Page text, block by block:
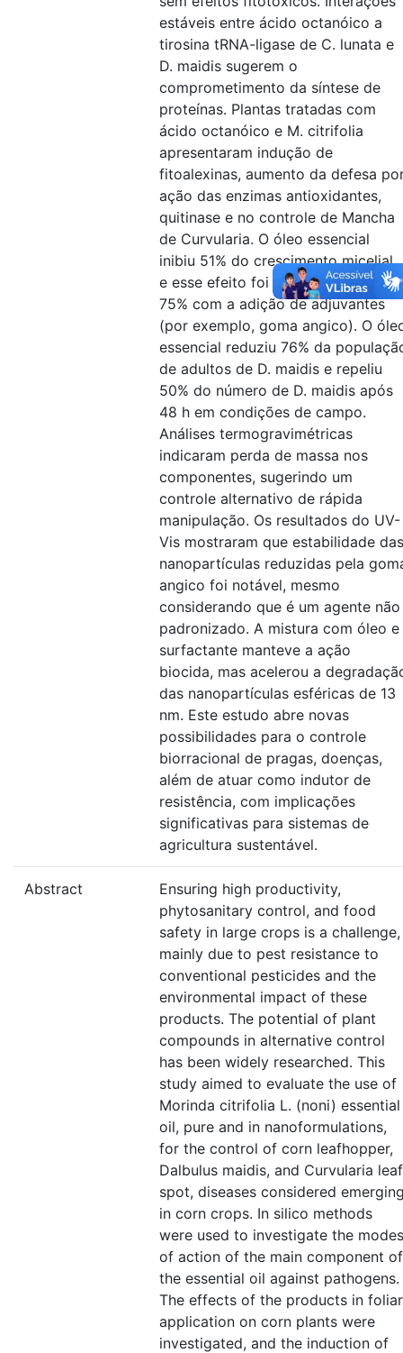
estáveis entre ácido octanóico a
tirosina tRNA-ligase de C. lunata e
D. maidis sugerem o
comprometimento da síntese de
proteínas. Plantas tratadas com
ácido octanóico e M. citrifolia
apresentaram indução de
fitoalexinas, aumento da defesa
ação das enzimas antioxidantes,
quitinase e no controle de Mancha
de Curvularia. O óleo essencial
inibiu 51% do crescimento micelial,
e esse efeito foi aumentado para
75% com a adição de adjuvantes
(por exemplo, goma angico). O
essencial reduziu 76% da
de adultos de D. maidis e repeliu
50% do número de D. maidis após
48 h em condições de campo.
Análises termogravimétricas
indicaram perda de massa nos
componentes, sugerindo um
controle alternativo de rápida
manipulação. Os resultados do UV-
Vis mostraram que estabilidade das
nanopartículas reduzidas pela
angico foi notável, mesmo
considerando que é um agente não
padronizado. A mistura com óleo e
surfactante manteve a ação
biocida, mas acelerou a
das nanopartículas esféricas de 13
nm. Este estudo abre novas
possibilidades para o controle
biorracional de pragas, doenças,
além de atuar como indutor de
resistência, com implicações
significativas para sistemas de
agricultura sustentável.
Abstract
Ensuring high productivity,
phytosanitary control, and food
safety in large crops is a challenge,
mainly due to pest resistance to
conventional pesticides and the
environmental impact of these
products. The potential of plant
compounds in alternative control
has been widely researched. This
study aimed to evaluate the use of
Morinda citrifolia L. (noni) essential
oil, pure and in nanoformulations,
for the control of corn leafhopper,
Dalbulus maidis, and Curvularia leaf
spot, diseases considered
in corn crops. In silico methods
were used to investigate the modes
of action of the main component of
the essential oil against pathogens.
The effects of the products in foliar
application on corn plants were
investigated, and the induction of